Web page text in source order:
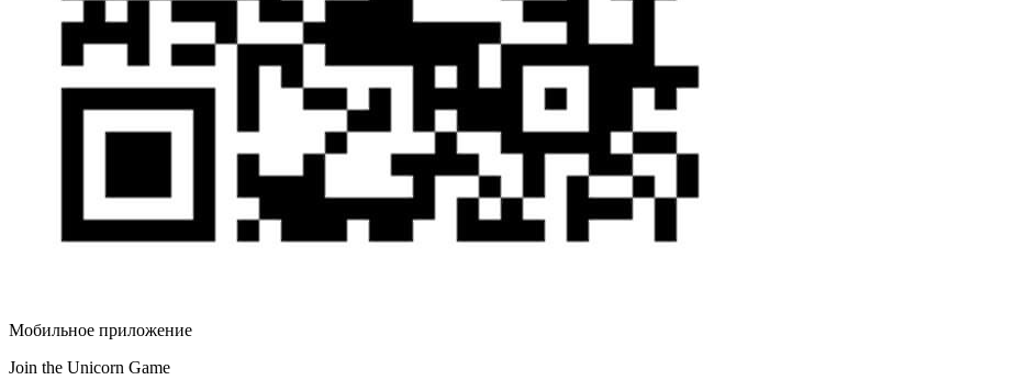
Мобильное приложение
Join the Unicorn Game